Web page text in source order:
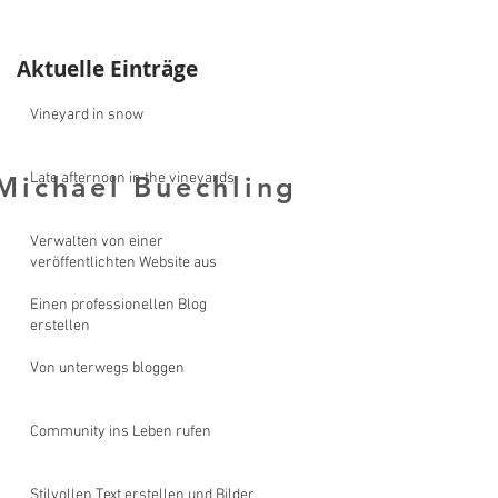
Michael Buechling
Buechling
Aktuelle Einträge
Vineyard in snow
Late afternoon in the vineyards
Verwalten von einer
veröffentlichten Website aus
Einen professionellen Blog
erstellen
Von unterwegs bloggen
Community ins Leben rufen